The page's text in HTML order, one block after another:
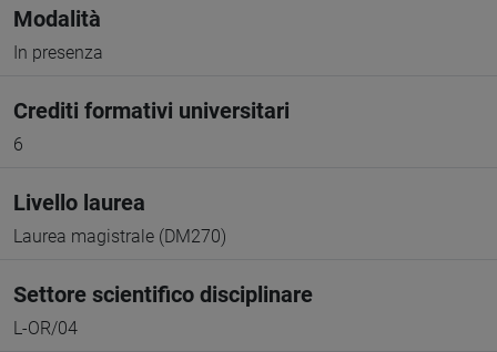
Modalità
In presenza
Crediti formativi universitari
6
Livello laurea
Laurea magistrale (DM270)
Settore scientifico disciplinare
L-OR/04